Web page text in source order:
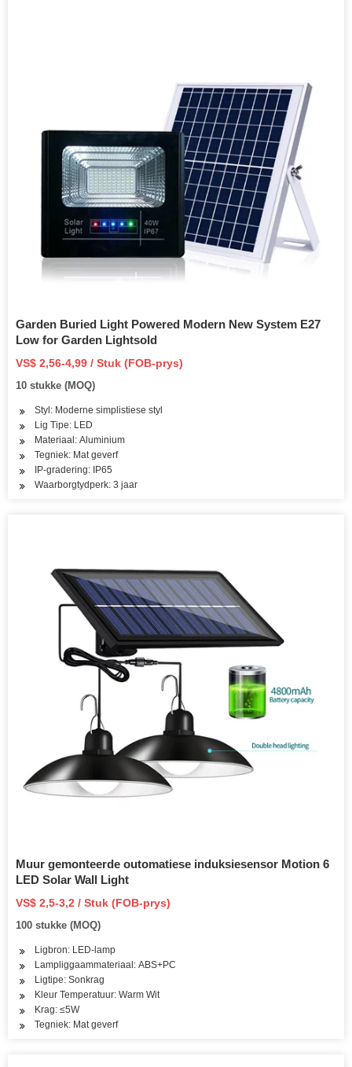
Garden Buried Light Powered Modern New System E27
Low for Garden Lightsold
VS$ 2,56-4,99 / Stuk (FOB-prys)
10 stukke (MOQ)
Styl: Moderne simplistiese styl
Lig Tipe: LED
Materiaal: Aluminium
Tegniek: Mat geverf
IP-gradering: IP65
Waarborgtydperk: 3 jaar
Muur gemonteerde outomatiese induksiesensor Motion 6
LED Solar Wall Light
VS$ 2,5-3,2 / Stuk (FOB-prys)
100 stukke (MOQ)
Ligbron: LED-lamp
Lampliggaammateriaal: ABS+PC
Ligtipe: Sonkrag
Kleur Temperatuur: Warm Wit
Krag: ≤5W
Tegniek: Mat geverf